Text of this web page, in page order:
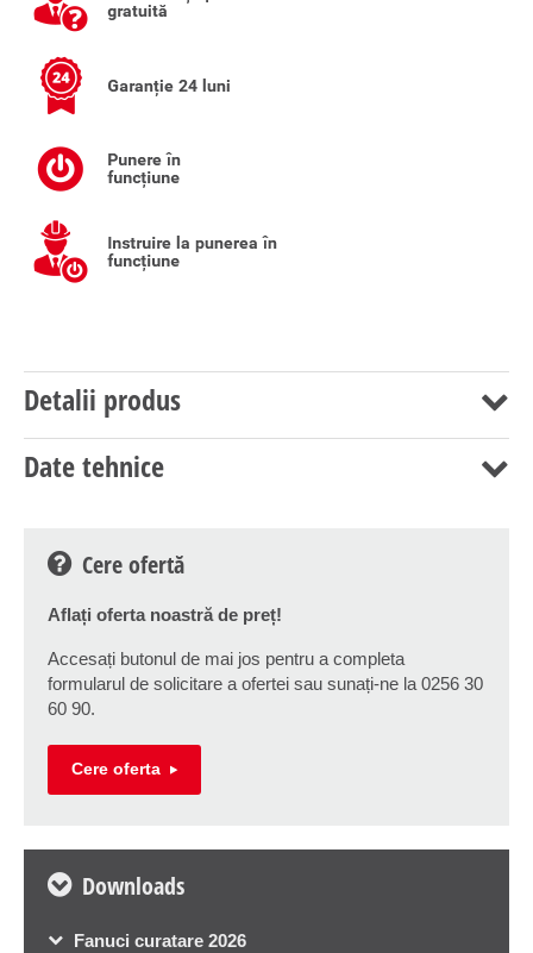
Detalii produs
Date tehnice
Cere ofertă
Aflați oferta noastră de preț!
Accesați butonul de mai jos pentru a completa
formularul de solicitare a ofertei sau sunați-ne la 0256 30
60 90.
Cere oferta
Downloads
Fanuci curatare 2026